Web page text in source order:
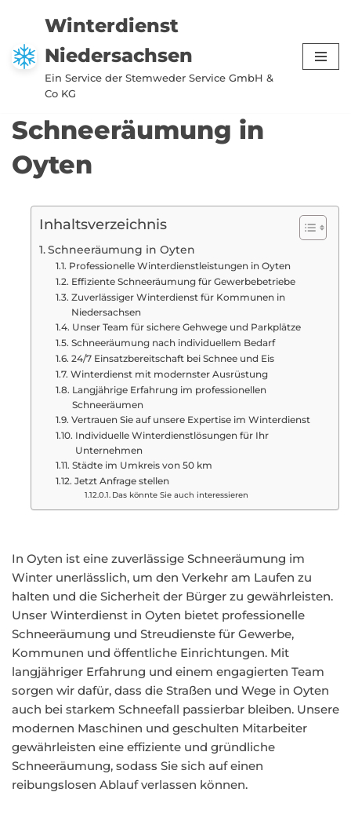
Zum
Inhalt
springen
Winterdienst
Niedersachsen
Ein Service der Stemweder Service GmbH &
Co KG
Schneeräumung in
Oyten
Inhaltsverzeichnis
Schneeräumung in Oyten
Professionelle Winterdienstleistungen in Oyten
Effiziente Schneeräumung für Gewerbebetriebe
Zuverlässiger Winterdienst für Kommunen in
Niedersachsen
Unser Team für sichere Gehwege und Parkplätze
Schneeräumung nach individuellem Bedarf
24/7 Einsatzbereitschaft bei Schnee und Eis
Winterdienst mit modernster Ausrüstung
Langjährige Erfahrung im professionellen
Schneeräumen
Vertrauen Sie auf unsere Expertise im Winterdienst
Individuelle Winterdienstlösungen für Ihr
Unternehmen
Städte im Umkreis von 50 km
Jetzt Anfrage stellen
Das könnte Sie auch interessieren
In Oyten ist eine zuverlässige Schneeräumung im
Winter unerlässlich, um den Verkehr am Laufen zu
halten und die Sicherheit der Bürger zu gewährleisten.
Unser Winterdienst in Oyten bietet professionelle
Schneeräumung und Streudienste für Gewerbe,
Kommunen und öffentliche Einrichtungen. Mit
langjähriger Erfahrung und einem engagierten Team
sorgen wir dafür, dass die Straßen und Wege in Oyten
auch bei starkem Schneefall passierbar bleiben. Unsere
modernen Maschinen und geschulten Mitarbeiter
gewährleisten eine effiziente und gründliche
Schneeräumung, sodass Sie sich auf einen
reibungslosen Ablauf verlassen können.